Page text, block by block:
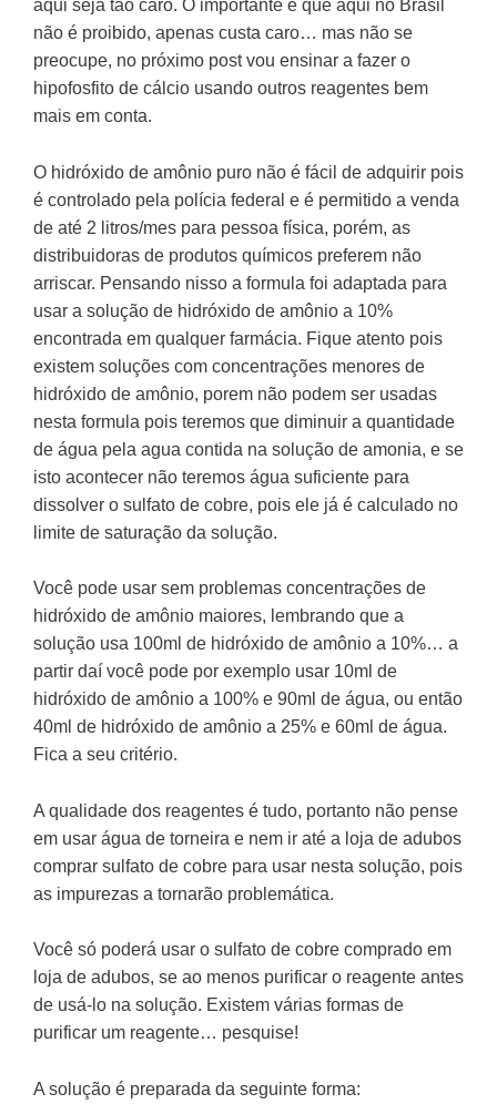
aqui seja tão caro. O importante é que aqui no Brasil
não é proibido, apenas custa caro… mas não se
preocupe, no próximo post vou ensinar a fazer o
hipofosfito de cálcio usando outros reagentes bem
mais em conta.
O hidróxido de amônio puro não é fácil de adquirir pois
é controlado pela polícia federal e é permitido a venda
de até 2 litros/mes para pessoa física, porém, as
distribuidoras de produtos químicos preferem não
arriscar. Pensando nisso a formula foi adaptada para
usar a solução de hidróxido de amônio a 10%
encontrada em qualquer farmácia. Fique atento pois
existem soluções com concentrações menores de
hidróxido de amônio, porem não podem ser usadas
nesta formula pois teremos que diminuir a quantidade
de água pela agua contida na solução de amonia, e se
isto acontecer não teremos água suficiente para
dissolver o sulfato de cobre, pois ele já é calculado no
limite de saturação da solução.
Você pode usar sem problemas concentrações de
hidróxido de amônio maiores, lembrando que a
solução usa 100ml de hidróxido de amônio a 10%… a
partir daí você pode por exemplo usar 10ml de
hidróxido de amônio a 100% e 90ml de água, ou então
40ml de hidróxido de amônio a 25% e 60ml de água.
Fica a seu critério.
A qualidade dos reagentes é tudo, portanto não pense
em usar água de torneira e nem ir até a loja de adubos
comprar sulfato de cobre para usar nesta solução, pois
as impurezas a tornarão problemática.
Você só poderá usar o sulfato de cobre comprado em
loja de adubos, se ao menos purificar o reagente antes
de usá-lo na solução. Existem várias formas de
purificar um reagente… pesquise!
A solução é preparada da seguinte forma: